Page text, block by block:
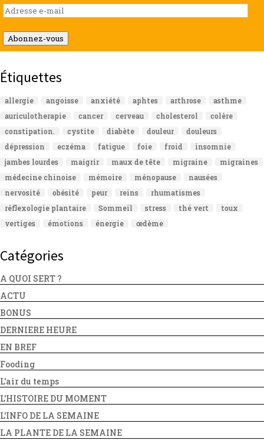
Adresse
e-
mail
Abonnez-vous
Étiquettes
allergie angoisse anxiété aphtes arthrose
asthme
auriculotherapie
cancer cerveau cholesterol
colère
constipation.
cystite diabète douleur
douleurs
dépression
eczéma fatigue foie froid
insomnie
jambes lourdes
maigrir maux de tête migraine
migraines
médecine chinoise
mémoire ménopause
nausées
nervosité
obésité peur reins
rhumatismes
réflexologie plantaire
Sommeil stress thé vert
toux
vertiges
émotions énergie œdème
Catégories
A QUOI SERT ?
ACTU
BONUS
DERNIERE HEURE
EN BREF
Fooding
L'air du temps
L'HISTOIRE DU MOMENT
L'INFO DE LA SEMAINE
LA PLANTE DE LA SEMAINE